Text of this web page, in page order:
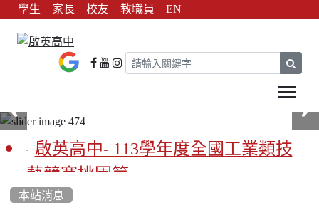
學生 家長 校友 教職員 EN
啟英高中- 113學年度全國工業類技
藝競賽桃園第一
啟英高中-113學年全國學生家事類技
本站消息